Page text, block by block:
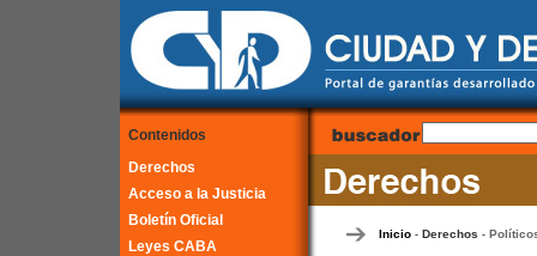
Contenidos
Derechos
Acceso a la Justicia
Boletín Oficial
Leyes CABA
Inicio- Derechos -